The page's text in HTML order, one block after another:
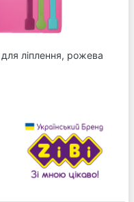
ліплення, рожева